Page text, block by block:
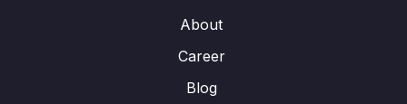
About
Career
Blog